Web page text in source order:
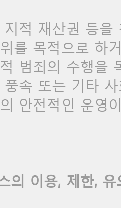
적 재산권 등을
를 목적으로 하
범죄의 수행을
속 또는 기타
안전적인 운영
의 이용, 제한,